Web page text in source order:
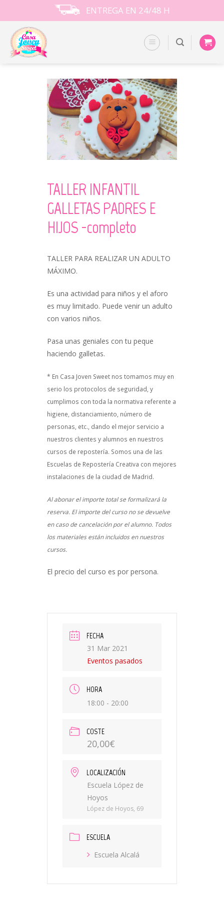
to
content
ENTREGA EN 24/48 H
TALLER INFANTIL
GALLETAS PADRES E
HIJOS -completo
TALLER PARA REALIZAR UN ADULTO
MÁXIMO.
Es una actividad para niños y el aforo
es muy limitado. Puede venir un adulto
con varios niños.
Pasa unas geniales con tu peque
haciendo galletas.
* En Casa Joven Sweet nos tomamos muy en
serio los protocolos de seguridad, y
cumplimos con toda la normativa referente a
higiene, distanciamiento, número de
personas, etc., dando el mejor servicio a
nuestros clientes y alumnos en nuestros
cursos de repostería. Somos una de las
Escuelas de Repostería Creativa con mejores
instalaciones de la ciudad de Madrid.
Al abonar el importe total se formalizará la
reserva. El importe del curso no se devuelve
en caso de cancelación por el alumno. Todos
los materiales están incluidos en nuestros
cursos.
El precio del curso es por persona.
FECHA
31 Mar 2021
Eventos pasados
HORA
18:00 - 20:00
COSTE
20,00€
LOCALIZACIÓN
Escuela López de
Hoyos
López de Hoyos, 69
ESCUELA
Escuela Alcalá